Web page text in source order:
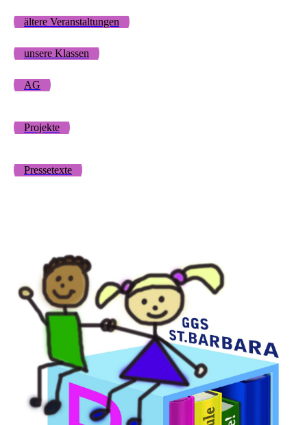
ältere Veranstaltungen
unsere Klassen
AG
Projekte
Pressetexte